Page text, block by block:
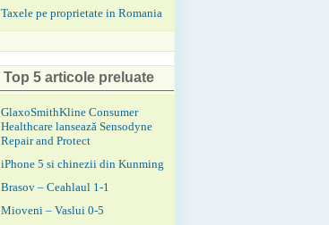
Taxele pe proprietate in Romania
Top 5 articole preluate
GlaxoSmithKline Consumer
Healthcare lansează Sensodyne
Repair and Protect
iPhone 5 si chinezii din Kunming
Brasov – Ceahlaul 1-1
Mioveni – Vaslui 0-5